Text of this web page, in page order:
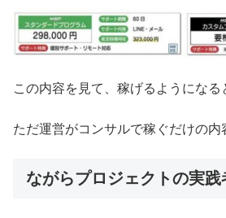
この内容を見て、稼げるようになる
ただ運営がコンサルで稼ぐだけの内
ながらプロジェクトの実践